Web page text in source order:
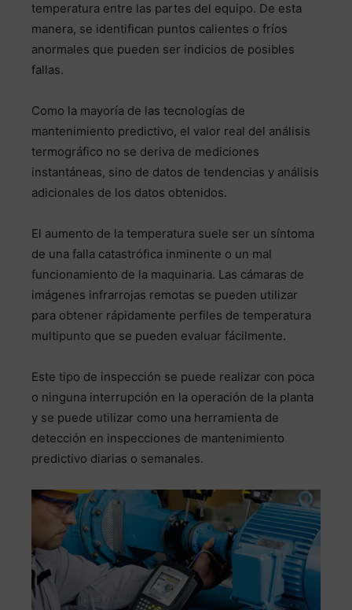
temperatura entre las partes del equipo. De esta
manera, se identifican puntos calientes o fríos
anormales que pueden ser indicios de posibles
fallas.
Como la mayoría de las tecnologías de
mantenimiento predictivo, el valor real del análisis
termográfico no se deriva de mediciones
instantáneas, sino de datos de tendencias y análisis
adicionales de los datos obtenidos.
El aumento de la temperatura suele ser un síntoma
de una falla catastrófica inminente o un mal
funcionamiento de la maquinaria. Las cámaras de
imágenes infrarrojas remotas se pueden utilizar
para obtener rápidamente perfiles de temperatura
multipunto que se pueden evaluar fácilmente.
Este tipo de inspección se puede realizar con poca
o ninguna interrupción en la operación de la planta
y se puede utilizar como una herramienta de
detección en inspecciones de mantenimiento
predictivo diarias o semanales.